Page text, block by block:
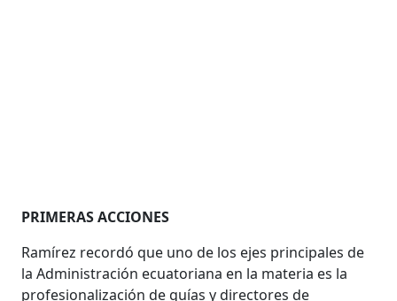
PRIMERAS ACCIONES
Ramírez recordó que uno de los ejes principales de
la Administración ecuatoriana en la materia es la
profesionalización de guías y directores de